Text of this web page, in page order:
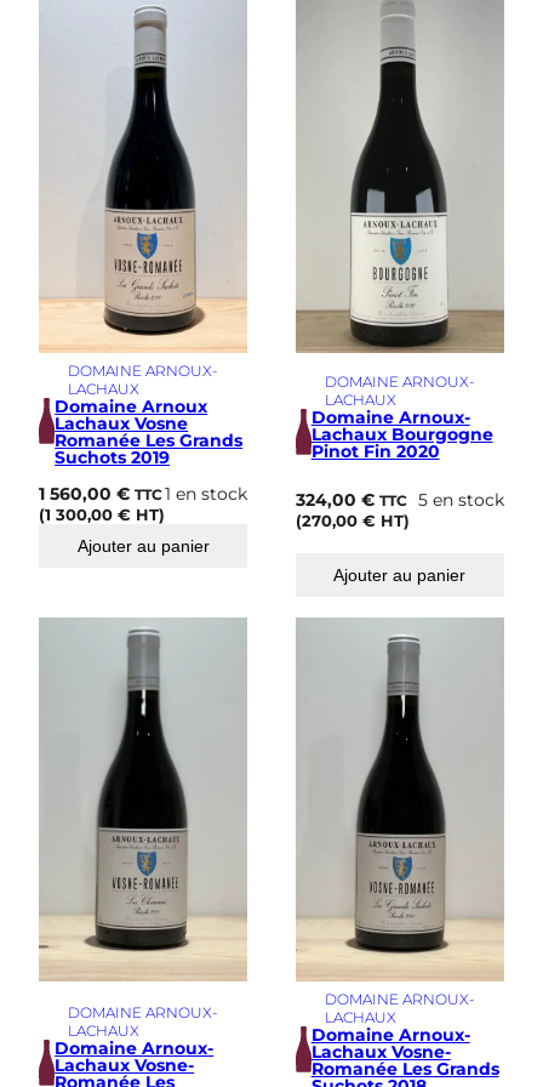
DOMAINE ARNOUX-
LACHAUX
Domaine Arnoux
Lachaux Vosne
Romanée Les Grands
Suchots 2019
1 560,00€ TTC
(1 300,00€ HT)
1 en stock
Ajouter au panier
DOMAINE ARNOUX-
LACHAUX
Domaine Arnoux-
Lachaux Bourgogne
Pinot Fin 2020
324,00 € TTC
(270,00 €HT)
5 en stock
Ajouter au panier
DOMAINE ARNOUX-
LACHAUX
Domaine Arnoux-
Lachaux Vosne-
Romanée Les
DOMAINE ARNOUX-
LACHAUX
Domaine Arnoux-
Lachaux Vosne-
Romanée Les Grands